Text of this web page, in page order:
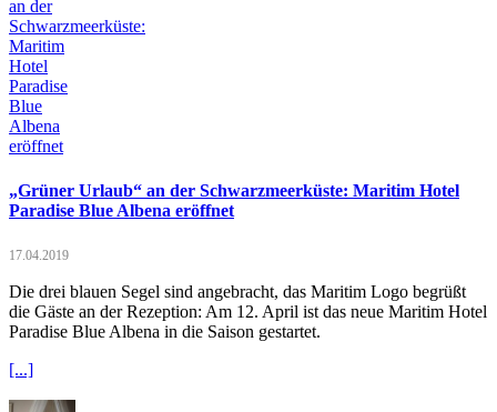
„Grüner Urlaub“ an der Schwarzmeerküste: Maritim Hotel
Paradise Blue Albena eröffnet
17.04.2019
Die drei blauen Segel sind angebracht, das Maritim Logo begrüßt
die Gäste an der Rezeption: Am 12. April ist das neue Maritim Hotel
Paradise Blue Albena in die Saison gestartet.
[...]